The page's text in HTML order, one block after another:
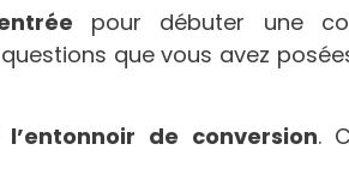
pour débuter une
que vous avez
de conversion.